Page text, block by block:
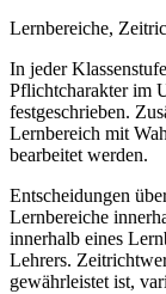
Lernbereiche,
In jeder
Pflichtcharakter im
festgeschrieben.
Lernbereich mit
bearbeitet werden.
Entscheidungen
Lernbereiche
innerhalb eines
Lehrers.
gewährleistet ist,